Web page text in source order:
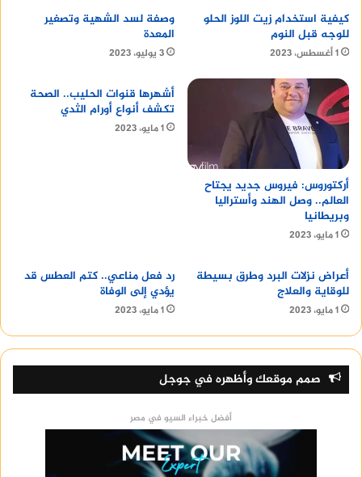
كيفية استخدام زيت اللوز الحلو
للوجه قبل النوم
1 أغسطس، 2023
وصفة لسد الشهية وتصغير
المعدة
3 يوليو، 2023
أركتوروس: فيروس جديد يجتاح
العالم.. وصل الهند وأستراليا
وبريطانيا
1 مايو، 2023
أشهرها قنوات الحليب.. الصحة
تكشف أنواع أورام الثدي
1 مايو، 2023
أعراض نزلات البرد وطرق بسيطة
للوقاية والعلاج
1 مايو، 2023
رد فعل مناعي.. كتم العطس قد
يؤدي إلى الوفاة
1 مايو، 2023
صمم موقعك وأظهره في جوجل
أفضل خبراء السيو في مصر